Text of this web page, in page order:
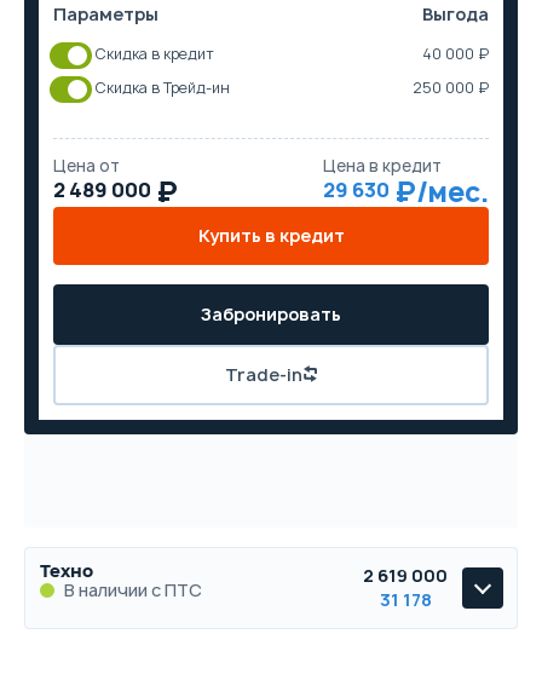
Параметры Выгода
Скидка в кредит
40 000 ₽
Скидка в Трейд-ин
250 000 ₽
Цена от
2 489 000
Цена в кредит
29 630
Купить в кредит
Trade-in
Забронировать
Техно
В наличии с ПТС
2 619 000
31 178